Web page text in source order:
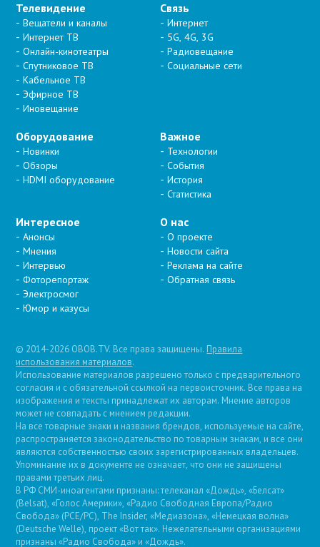
Телевидение
Вещатели и каналы
Интернет ТВ
Онлайн-кинотеатры
Спутниковое ТВ
Кабельное ТВ
Эфирное ТВ
Иновещание
Связь
Интернет
5G, 4G, 3G
Радиовещание
Социальные сети
Оборудование
Новинки
Обзоры
HDMI оборудование
Важное
Технологии
События
История
Статистика
Интересное
Анонсы
Мнения
Интервью
Фоторепортаж
Электросмог
Юмор и казусы
О нас
О проекте
Новости сайта
Реклама на сайте
Обратная связь
© 2014-2026 OBOB.TV. Все права защищены. Правила
использования материалов.
Использование материалов разрешено только с предварительного
согласия и с обязательной ссылкой на первоисточник. Все права на
изображения и тексты принадлежат их авторам. Мнение авторов
может не совпадать с мнением редакции.
На все товарные знаки и названия брендов, используемые на сайте,
распространяется законодательство по товарным знакам, и все они
являются собственностью своих зарегистрированных владельцев.
Упоминание их в документе не означает, что они не защищены
правами третьих лиц.
В РФ СМИ-иноагентами признаны: телеканал «Дождь», «Белсат»
(Belsat), «Голос Америки», «Радио Свободная Европа/Радио
Свобода» (PCE/PC), The Insider, «Медиазона», «Немецкая волна»
(Deutsche Welle), проект «Вот так». Нежелательными организациями
признаны «Радио Свобода» и «Дождь».